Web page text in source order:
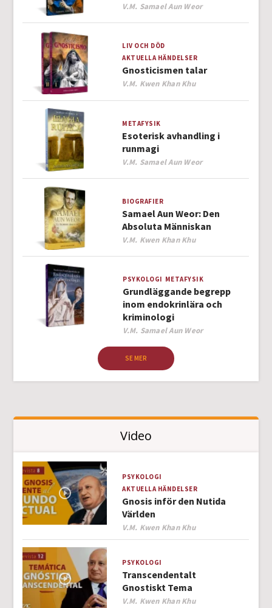
Author
V.M. Samael Aun Weor
LIV OCH DÖD
AKTUELLA HÄNDELSER
Gnosticismen talar
Author
V.M. Kwen Khan Khu
METAFYSIK
Esoterisk avhandling i
runmagi
Author
V.M. Samael Aun Weor
BIOGRAFIER
Samael Aun Weor: Den
Absoluta Människan
Author
V.M. Kwen Khan Khu
PSYKOLOGI METAFYSIK
Grundläggande begrepp
inom endokrinlära och
kriminologi
Author
V.M. Samael Aun Weor
SE MER
Video
PSYKOLOGI
AKTUELLA HÄNDELSER
Gnosis inför den Nutida
Världen
Author
V.M. Kwen Khan Khu
PSYKOLOGI
Transcendentalt
Gnostiskt Tema
Author
V.M. Kwen Khan Khu